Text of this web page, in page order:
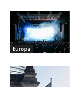
Europa